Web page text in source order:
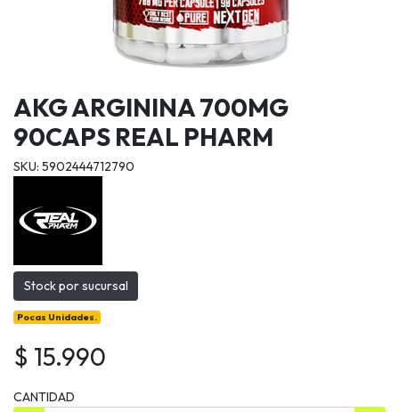
AKG ARGININA 700MG
90CAPS REAL PHARM
SKU: 5902444712790
Stock por sucursal
Pocas Unidades.
$ 15.990
CANTIDAD